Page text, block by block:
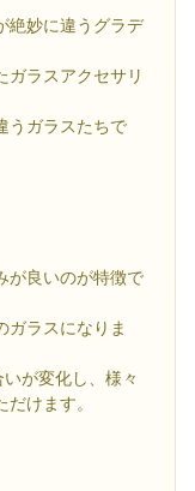
絶妙に違うグラデ
ガラスアクセサリ
うガラスたちで
が良いのが特徴で
ガラスになりま
が変化し、様々
けます。